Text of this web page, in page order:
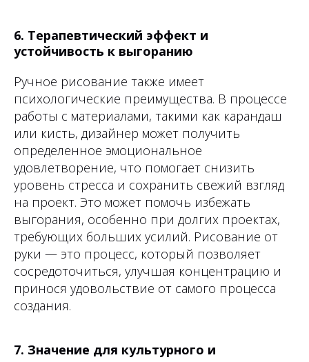
6. Терапевтический эффект и
устойчивость к выгоранию
Ручное рисование также имеет
психологические преимущества. В процессе
работы с материалами, такими как карандаш
или кисть, дизайнер может получить
определенное эмоциональное
удовлетворение, что помогает снизить
уровень стресса и сохранить свежий взгляд
на проект. Это может помочь избежать
выгорания, особенно при долгих проектах,
требующих больших усилий. Рисование от
руки — это процесс, который позволяет
сосредоточиться, улучшая концентрацию и
принося удовольствие от самого процесса
создания.
7. Значение для культурного и